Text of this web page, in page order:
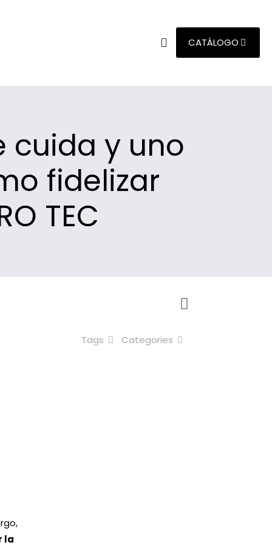
CATÁLOGO
cuida y uno
fidelizar
TEC
Categories
Tags
la